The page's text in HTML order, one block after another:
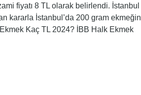
fiyatı 8 TL olarak belirlendi. İstanbul
kararla İstanbul’da 200 gram ekmeğin
Ekmek Kaç TL 2024? İBB Halk Ekmek